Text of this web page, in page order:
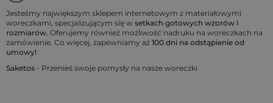
Jesteśmy największym sklepem internetowym z materiałowymi
woreczkami, specjalizującym się w setkach gotowych wzorów i
rozmiarów. Oferujemy również możliwość nadruku na woreczkach na
zamówienie. Co więcej, zapewniamy aż 100 dni na odstąpienie od
umowy!
Saketos - Przenieś swoje pomysły na nasze woreczki